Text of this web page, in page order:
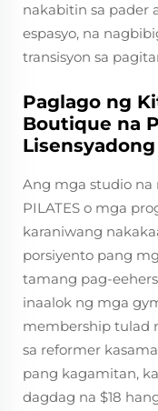
nakabitin sa pader
espasyo, na
transisyon sa
Paglago ng
Boutique na
Ang mga studio na
PILATES o mga
karaniwang
porsiyento pang
tamang pag-
inaalok ng mga
membership tulad
sa reformer
pang kagamitan,
dagdag na $18